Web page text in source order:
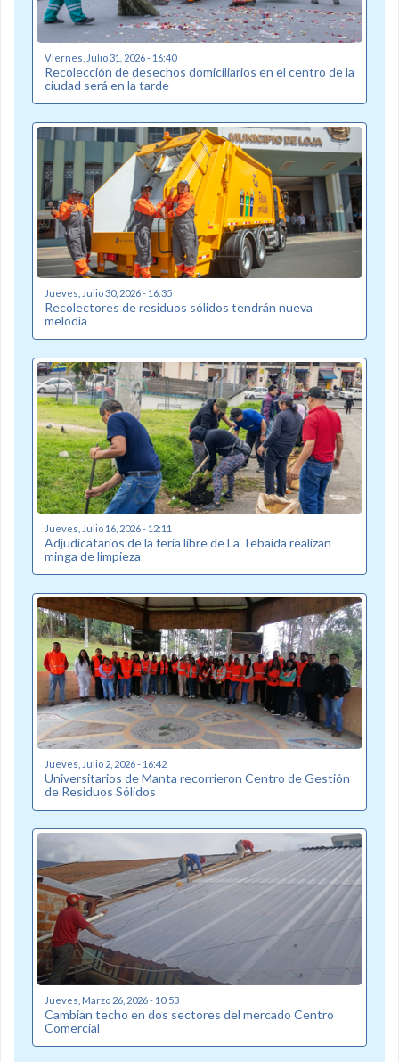
Viernes, Julio 31, 2026 - 16:40
Recolección de desechos domiciliarios en el centro de la
ciudad será en la tarde
Jueves, Julio 30, 2026 - 16:35
Recolectores de residuos sólidos tendrán nueva
melodía
Jueves, Julio 16, 2026 - 12:11
Adjudicatarios de la feria libre de La Tebaida realizan
minga de limpieza
Jueves, Julio 2, 2026 - 16:42
Universitarios de Manta recorrieron Centro de Gestión
de Residuos Sólidos
Jueves, Marzo 26, 2026 - 10:53
Cambian techo en dos sectores del mercado Centro
Comercial